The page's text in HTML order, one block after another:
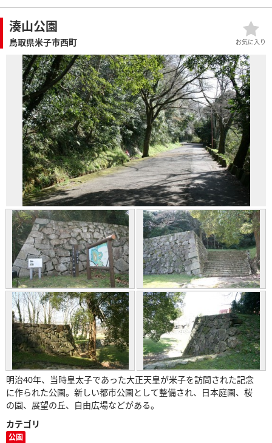
湊山公園
鳥取県米子市西町
明治40年、当時皇太子であった大正天皇が米子を訪問された記念
に作られた公園。新しい都市公園として整備され、日本庭園、桜
の園、展望の丘、自由広場などがある。
カテゴリ
公園
お気に入り